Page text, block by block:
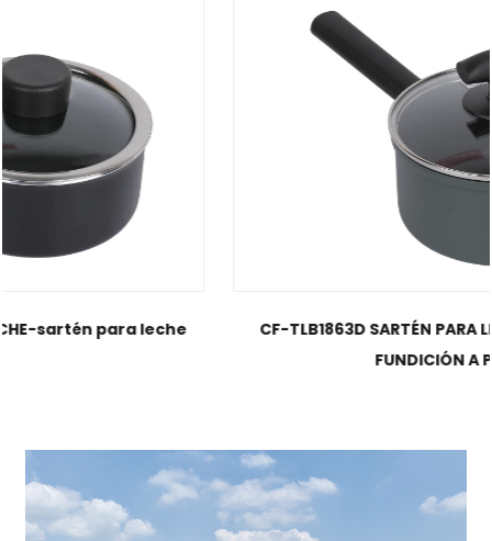
CF-TLB1863D SARTÉN PARA LECHE DE IMITACIÓN DE